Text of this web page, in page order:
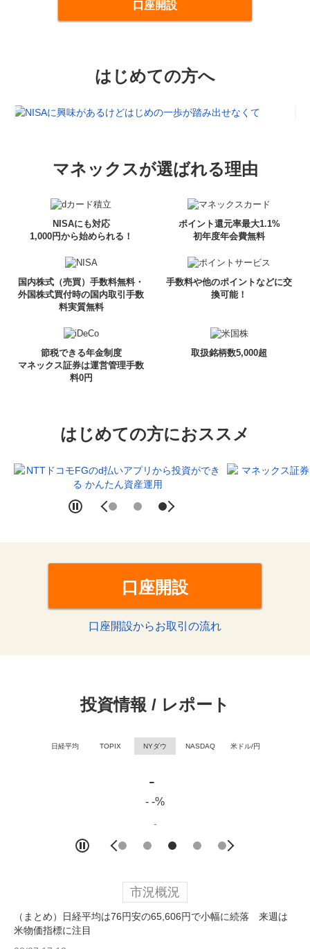
口座開設
はじめての方へ
マネックスが選ばれる理由
NISAにも対応
1,000円から始められる！
ポイント還元率最大1.1%
初年度年会費無料
国内株式（売買）手数料無料・
外国株式買付時の国内取引手数
料実質無料
手数料や他のポイントなどに交
換可能！
節税できる年金制度
マネックス証券は運営管理手数
料0円
取扱銘柄数5,000超
はじめての方におススメ
口座開設
口座開設からお取引の流れ
投資情報 / レポート
-
- -%
-
日経平均 TOPIX NYダウ NASDAQ 米ドル/円
市況概況
（まとめ）日経平均は76円安の65,606円で小幅に続落 来週は
米物価指標に注目